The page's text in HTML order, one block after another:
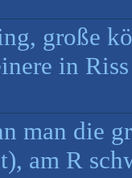
große
in
man die
am R